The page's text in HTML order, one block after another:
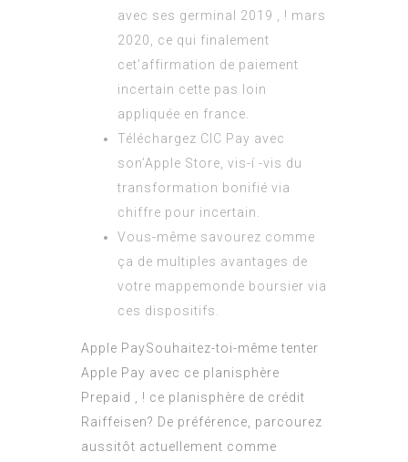
avec ses germinal 2019 , ! mars
2020, ce qui finalement
cet’affirmation de paiement
incertain cette pas loin
appliquée en france.
Téléchargez CIC Pay avec
son’Apple Store, vis-í -vis du
transformation bonifié via
chiffre pour incertain.
Vous-même savourez comme
ça de multiples avantages de
votre mappemonde boursier via
ces dispositifs.
Apple PaySouhaitez-toi-même tenter
Apple Pay avec ce planisphère
Prepaid , ! ce planisphère de crédit
Raiffeisen? De préférence, parcourez
aussitôt actuellement comme